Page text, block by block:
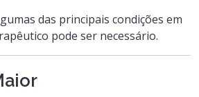
das principais condições em
pode ser necessário.